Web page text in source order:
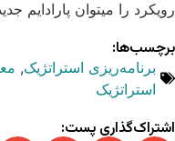
رویکرد را میتوان پارادایم
برچسب‌ها:
برنامه‌ریزی استراتژیک,
استراتژیک
اشتراک‌گذاری پست: